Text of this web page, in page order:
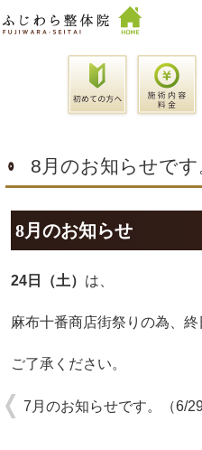
8月のお知らせです
8月のお知らせ
24日（土） は、
麻布十番商店街祭りの為、終
ご了承ください。
7月のお知らせです。（6/29